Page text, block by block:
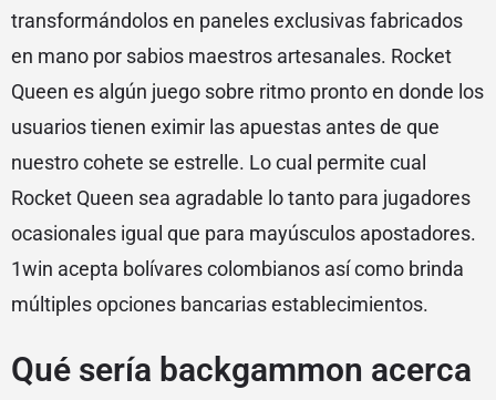
transformándolos en paneles exclusivas fabricados
en mano por sabios maestros artesanales. Rocket
Queen es algún juego sobre ritmo pronto en donde los
usuarios tienen eximir las apuestas antes de que
nuestro cohete se estrelle. Lo cual permite cual
Rocket Queen sea agradable lo tanto para jugadores
ocasionales igual que para mayúsculos apostadores.
1win acepta bolívares colombianos así­ como brinda
múltiples opciones bancarias establecimientos.
Qué serí­a backgammon acerca